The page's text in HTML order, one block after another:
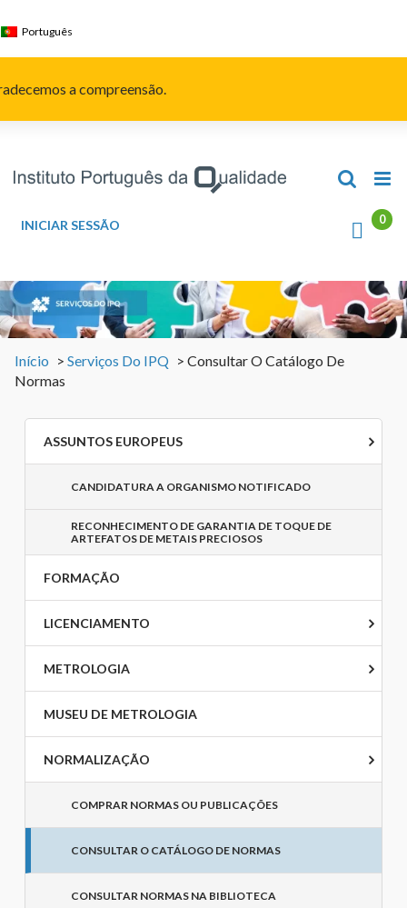
to
Português
a compreensão.
INICIAR SESSÃO
Início > Serviços Do IPQ > Consultar O Catálogo De
Normas
ASSUNTOS EUROPEUS
CANDIDATURA A ORGANISMO NOTIFICADO
RECONHECIMENTO DE GARANTIA DE TOQUE DE
ARTEFATOS DE METAIS PRECIOSOS
FORMAÇÃO
LICENCIAMENTO
METROLOGIA
MUSEU DE METROLOGIA
NORMALIZAÇÃO
COMPRAR NORMAS OU PUBLICAÇÕES
CONSULTAR O CATÁLOGO DE NORMAS
CONSULTAR NORMAS NA BIBLIOTECA